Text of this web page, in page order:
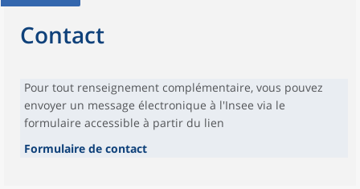
Contact
Pour tout renseignement complémentaire, vous pouvez
envoyer un message électronique à l'Insee via le
formulaire accessible à partir du lien
Formulaire de contact